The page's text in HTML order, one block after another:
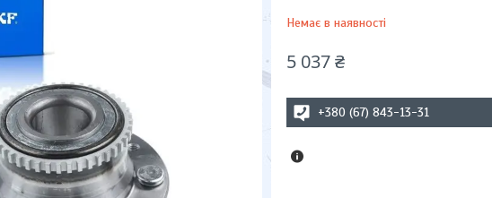
Немає в наявності
5 037 ₴
+380 (67) 843-13-31